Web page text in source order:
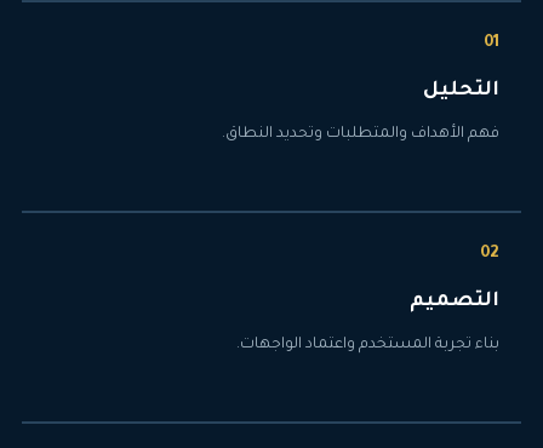
التحليل
فهم الأهداف والمتطلبات وتحديد النطاق.
التصميم
بناء تجربة المستخدم واعتماد الواجهات.